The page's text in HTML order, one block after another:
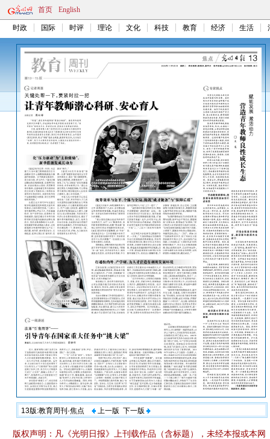
首页 English
时政 国际 时评 理论 文化 科技 教育 经济 生活
13版:教育周刊·焦点 上一版 下一版
版权声明：凡《光明日报》上刊载作品（含标题），未经本报或本网